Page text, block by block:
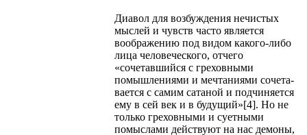
Диавол для возбуждения нечистых
мыслей и чувств часто является
воображению под видом какого-либо
лица человеческого, отчего
«сочетавшийся с греховными
помышлениями и мечтаниями сочета­
вается с самим сатаной и подчиняется
ему в сей век и в будущий»[4]. Но не
только греховными и суетными
помыслами действуют на нас демоны,